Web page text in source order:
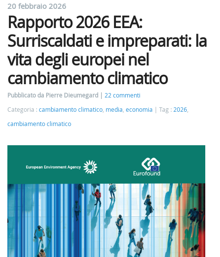
20 febbraio 2026
Rapporto 2026 EEA:
Surriscaldati e impreparati: la
vita degli europei nel
cambiamento climatico
Pubblicato da Pierre Dieumegard
22 commenti
Categoria : cambiamento climatico media economia Tag : 2026
cambiamento climatico